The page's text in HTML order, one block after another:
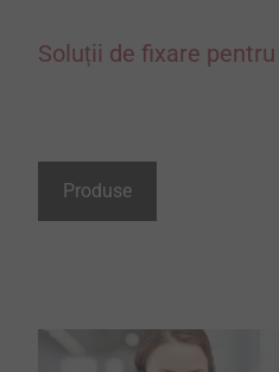
Soluții de fixare
Produse